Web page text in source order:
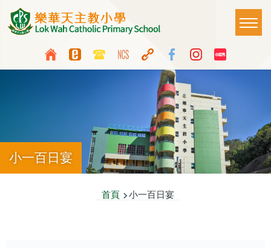
移至主內容
Top
Media
Button
Language
switcher
Main
小一百日宴
首頁 小一百日宴